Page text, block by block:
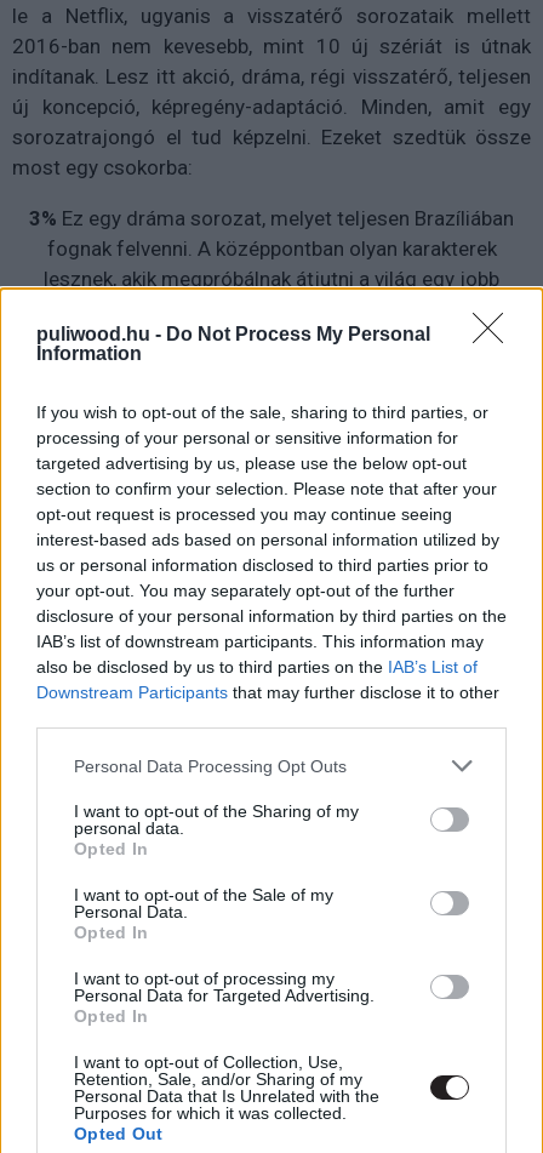
puliwood.hu - Do Not Process My Personal
Information
If you wish to opt-out of the sale, sharing to third parties, or
processing of your personal or sensitive information for
targeted advertising by us, please use the below opt-out
section to confirm your selection. Please note that after your
opt-out request is processed you may continue seeing
interest-based ads based on personal information utilized by
us or personal information disclosed to third parties prior to
your opt-out. You may separately opt-out of the further
disclosure of your personal information by third parties on the
IAB’s list of downstream participants. This information may
also be disclosed by us to third parties on the IAB’s List of
Downstream Participants that may further disclose it to other
Please note that this website/app uses one or more Google
not limited to your visit or usage behaviour. You may click to
grant or deny consent to Google and its third-party tags to
use your data for below specified purposes in below Google
consent section.
Personal Data Processing Opt Outs
I want to opt-out of the Sharing of my
personal data.
Opted In
I want to opt-out of the Sale of my
Personal Data.
Opted In
I want to opt-out of processing my
Personal Data for Targeted Advertising.
Opted In
I want to opt-out of Collection, Use,
Retention, Sale, and/or Sharing of my
Personal Data that Is Unrelated with the
Purposes for which it was collected.
Opted Out
le a Netflix, ugyanis a visszatérő sorozataik mellett
2016-ban nem kevesebb, mint 10 új szériát is útnak
indítanak. Lesz itt akció, dráma, régi visszatérő, teljesen
új koncepció, képregény-adaptáció. Minden, amit egy
sorozatrajongó el tud képzelni. Ezeket szedtük össze
most egy csokorba:
3% Ez egy dráma sorozat, melyet teljesen Brazíliában
fognak felvenni. A középpontban olyan karakterek
lesznek, akik megpróbálnak átjutni a világ egy jobb
felébe, de csak a 3%-uknak sikerül (Hogy ez pontosan
mit fog takarni, fogalmunk sincs). Főszerepben Joao
The Crown
A sorozat középpontjában II. Erzsébet királynő fog állni,
és az ő uralkodását ismerhetjük meg közelebbről. Claire
Foy alakítja majd királynőt, míg John Lithgow lesz
Winston Churchill. 10 epizód érkezik majd valamikor
2016 folyamán.
Fuller House
az Olsen-ikreket kivéve most visszatér, hogy ismét
nyomon kövesse D.J. Tanner-Fuller életét San Francisco-
ban. Premier február 26-án.
The Frontier A Trónok harca, és a közelgő
század második felében játszódó sorozatnak. Az észak-
amerikai ipart, azon belül is a prémkereskedelmet
szerint tele lesz akcióval.
MarsielleEz lesz a Netflix első francia produkciója. A